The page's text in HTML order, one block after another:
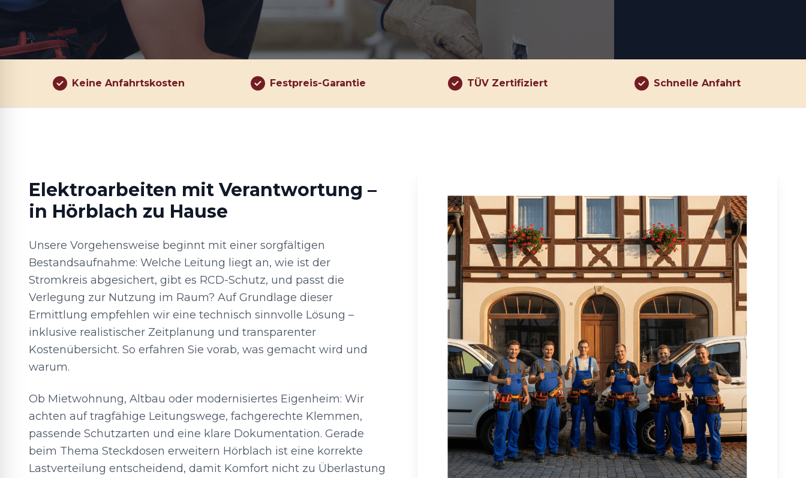
Keine Anfahrtskosten Festpreis-Garantie TÜV Zertifiziert Schnelle Anfahrt
Elektroarbeiten mit Verantwortung –
in Hörblach zu Hause
Unsere Vorgehensweise beginnt mit einer sorgfältigen
Bestandsaufnahme: Welche Leitung liegt an, wie ist der
Stromkreis abgesichert, gibt es RCD-Schutz, und passt die
Verlegung zur Nutzung im Raum? Auf Grundlage dieser
Ermittlung empfehlen wir eine technisch sinnvolle Lösung –
inklusive realistischer Zeitplanung und transparenter
Kostenübersicht. So erfahren Sie vorab, was gemacht wird und
warum.
Ob Mietwohnung, Altbau oder modernisiertes Eigenheim: Wir
achten auf tragfähige Leitungswege, fachgerechte Klemmen,
passende Schutzarten und eine klare Dokumentation. Gerade
beim Thema Steckdosen erweitern Hörblach ist eine korrekte
Lastverteilung entscheidend, damit Komfort nicht zu Überlastung